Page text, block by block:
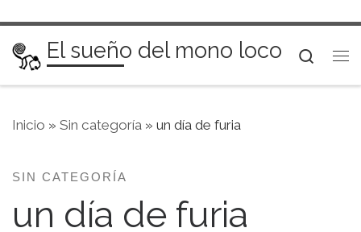
Saltar al contenido
El sueño del mono loco
Inicio » Sin categoría » un día de furia
SIN CATEGORÍA
un día de furia